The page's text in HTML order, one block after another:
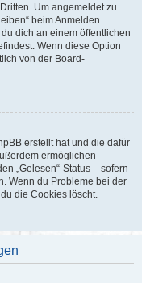
Um angemeldet zu
beim Anmelden
dich an einem öffentlichen
Wenn diese Option
von der Board-
erstellt hat und die dafür
ermöglichen
„Gelesen“-Status – sofern
Wenn du Probleme bei der
die Cookies löscht.